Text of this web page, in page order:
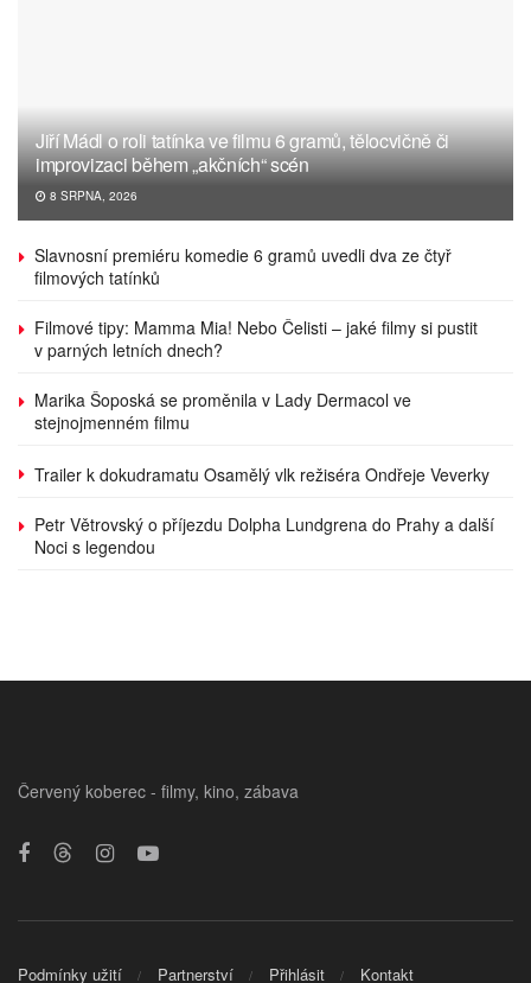
Jiří Mádl o roli tatínka ve filmu 6 gramů, tělocvičně či
improvizaci během „akčních“ scén
8 SRPNA, 2026
Slavnosní premiéru komedie 6 gramů uvedli dva ze čtyř
filmových tatínků
Filmové tipy: Mamma Mia! Nebo Čelisti – jaké filmy si pustit
v parných letních dnech?
Marika Šoposká se proměnila v Lady Dermacol ve
stejnojmenném filmu
Trailer k dokudramatu Osamělý vlk režiséra Ondřeje Veverky
Petr Větrovský o příjezdu Dolpha Lundgrena do Prahy a další
Noci s legendou
Červený koberec - filmy, kino, zábava
Podmínky užití Partnerství Přihlásit Kontakt